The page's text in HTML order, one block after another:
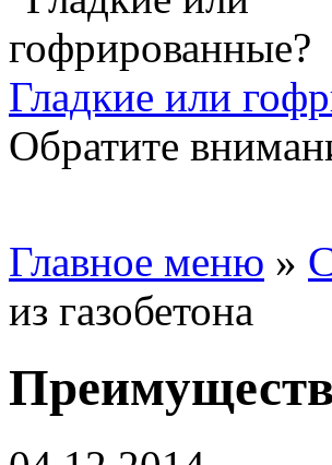
Гладкие или
Обратите
Главное меню »
из газобетона